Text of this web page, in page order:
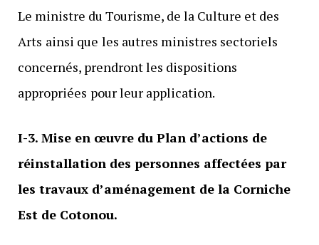
Le ministre du Tourisme, de la Culture et des
Arts ainsi que les autres ministres sectoriels
concernés, prendront les dispositions
appropriées pour leur application.
I-3. Mise en œuvre du Plan d’actions de
réinstallation des personnes affectées par
les travaux d’aménagement de la Corniche
Est de Cotonou.